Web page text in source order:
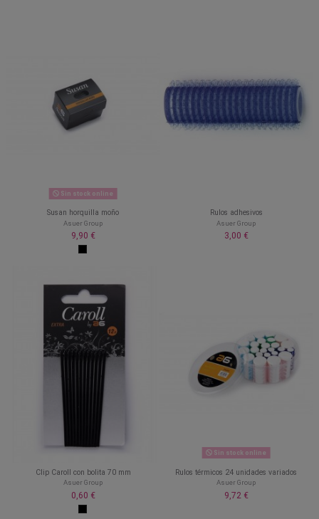
Sin stock online
Susan horquilla moño
Asuer Group
9,90 €
Rulos adhesivos
Asuer Group
3,00 €
Clip Caroll con bolita 70 mm
Asuer Group
0,60 €
Sin stock online
Rulos térmicos 24 unidades variados
Asuer Group
9,72 €